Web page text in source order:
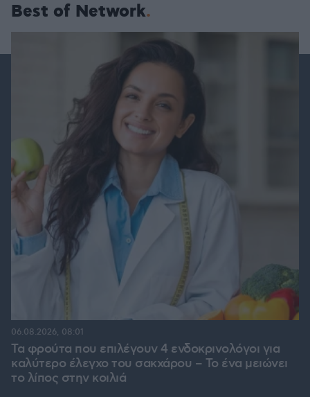
Best of Network
Τα φρούτα που επιλέγουν 4 ενδοκρινολόγοι για
καλύτερο έλεγχο του σακχάρου – Το ένα μειώνει
το λίπος στην κοιλιά
06.08.2026, 08:01